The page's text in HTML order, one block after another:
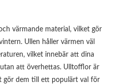
värmande material, vilket gör
Ullen håller värmen väl
vilket innebär att dina
att överhettas. Ulltofflor är
gör dem till ett populärt val för